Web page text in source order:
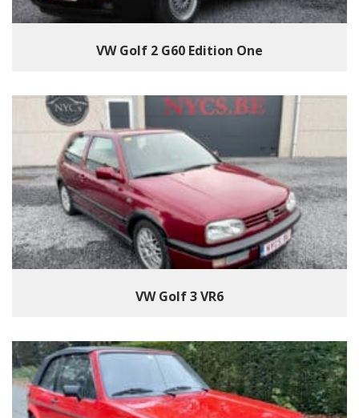
VW Golf 2 G60 Edition One
VW Golf 3 VR6